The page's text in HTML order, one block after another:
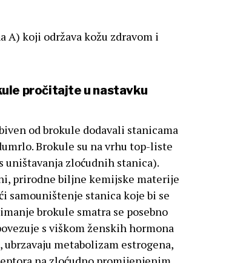
koji održava kožu zdravom i
pročitajte u nastavku
od brokule dodavali stanicama
Brokule su na vrhu top-liste
uništavanja zloćudnih stanica).
prirodne biljne kemijske materije
samouništenje stanica koje bi se
brokule smatra se posebno
s viškom ženskih hormona
metabolizam estrogena,